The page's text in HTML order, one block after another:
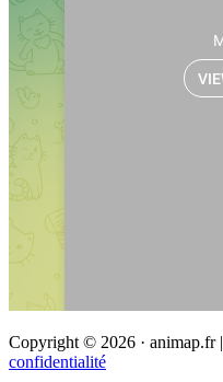
Copyright © 2026 · animap.fr |
confidentialité